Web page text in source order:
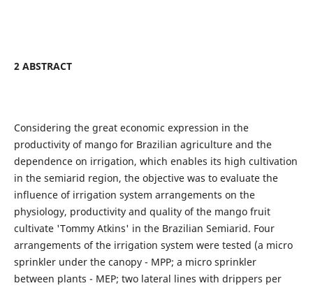
2 ABSTRACT
Considering the great economic expression in the
productivity of mango for Brazilian agriculture and the
dependence on irrigation, which enables its high cultivation
in the semiarid region, the objective was to evaluate the
influence of irrigation system arrangements on the
physiology, productivity and quality of the mango fruit
cultivate 'Tommy Atkins' in the Brazilian Semiarid. Four
arrangements of the irrigation system were tested (a micro
sprinkler under the canopy - MPP; a micro sprinkler
between plants - MEP; two lateral lines with drippers per